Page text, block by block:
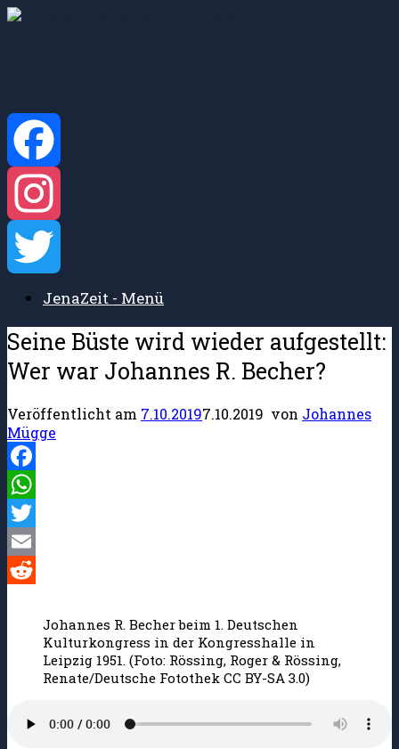
Zum
Facebook
Instagram
TwitterJenaZeit - Menü
Seine Büste wird wieder aufgestellt:
Wer war Johannes R. Becher?
Veröffentlicht am 7.10.20197.10.2019 von Johannes
Mügge
Facebook
WhatsApp
Twitter
Email
Johannes R. Becher beim 1. Deutschen
Kulturkongress in der Kongresshalle in
Leipzig 1951. (Foto: Rössing, Roger & Rössing,
Renate/Deutsche Fotothek CC BY-SA 3.0)